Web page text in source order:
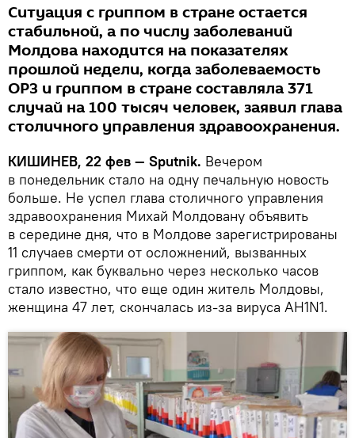
Ситуация с гриппом в стране остается
стабильной, а по числу заболеваний
Молдова находится на показателях
прошлой недели, когда заболеваемость
ОРЗ и гриппом в стране составляла 371
случай на 100 тысяч человек, заявил глава
столичного управления здравоохранения.
КИШИНЕВ, 22 фев — Sputnik. Вечером
в понедельник стало на одну печальную новость
больше. Не успел глава столичного управления
здравоохранения Михай Молдовану объявить
в середине дня, что в Молдове зарегистрированы
11 случаев смерти от осложнений, вызванных
гриппом, как буквально через несколько часов
стало известно, что еще один житель Молдовы,
женщина 47 лет, скончалась из-за вируса AH1N1.